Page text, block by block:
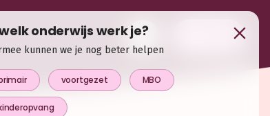
onderwijs werk je?
kunnen we je nog beter helpen
voortgezet MBO